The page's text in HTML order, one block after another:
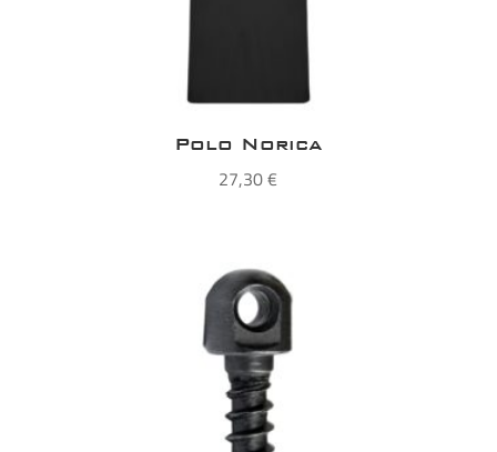
Polo Norica
27,30€